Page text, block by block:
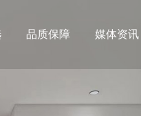
品质保障 媒体资讯